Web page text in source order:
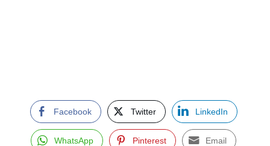
Facebook Twitter LinkedIn
WhatsApp Pinterest Email